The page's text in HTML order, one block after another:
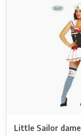
Little Sailor dame